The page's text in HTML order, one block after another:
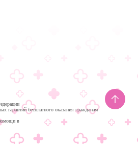
гарантий бесплатного оказания гражданам
в